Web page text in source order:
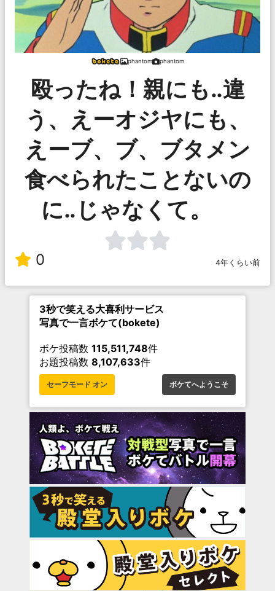
phantom phantom
殴ったね！親にも‥違
う、えーオジヤにも、
えーブ、ブ、ブタメン
食べられたことないの
に‥じゃなくて。
0 4年くらい前
3秒で笑える大喜利サービス
写真で一言ボケて(bokete)
ボケ投稿数 115,511,748件
お題投稿数 8,107,633件
セーフモード オン ボケてへようこそ